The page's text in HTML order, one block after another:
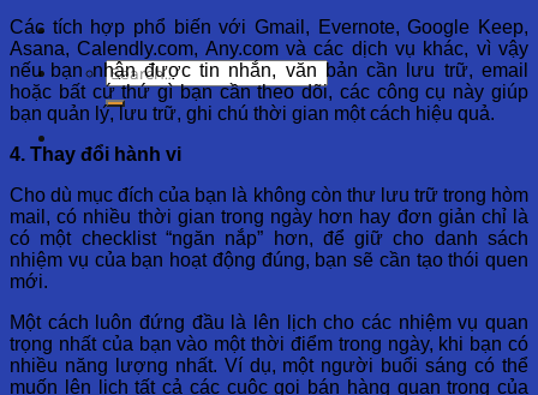
Các tích hợp phổ biến với Gmail, Evernote, Google Keep,
Asana, Calendly.com, Any.com và các dịch vụ khác, vì vậy
nếu bạn nhận được tin nhắn, văn bản cần lưu trữ, email
hoặc bất cứ thứ gì bạn cần theo dõi, các công cụ này giúp
bạn quản lý, lưu trữ, ghi chú thời gian một cách hiệu quả.
4. Thay đổi hành vi
Cho dù mục đích của bạn là không còn thư lưu trữ trong hòm
mail, có nhiều thời gian trong ngày hơn hay đơn giản chỉ là
có một checklist “ngăn nắp” hơn, để giữ cho danh sách
nhiệm vụ của bạn hoạt động đúng, bạn sẽ cần tạo thói quen
mới.
Một cách luôn đứng đầu là lên lịch cho các nhiệm vụ quan
trọng nhất của bạn vào một thời điểm trong ngày, khi bạn có
nhiều năng lượng nhất. Ví dụ, một người buổi sáng có thể
muốn lên lịch tất cả các cuộc gọi bán hàng quan trọng của